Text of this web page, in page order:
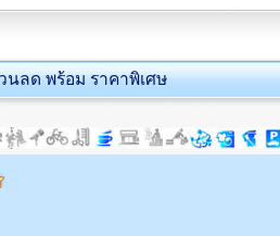
นลด พร้อม ราคาพิเศษ